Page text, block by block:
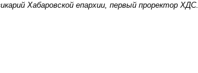
Хабаровской епархии, первый проректор ХДС.